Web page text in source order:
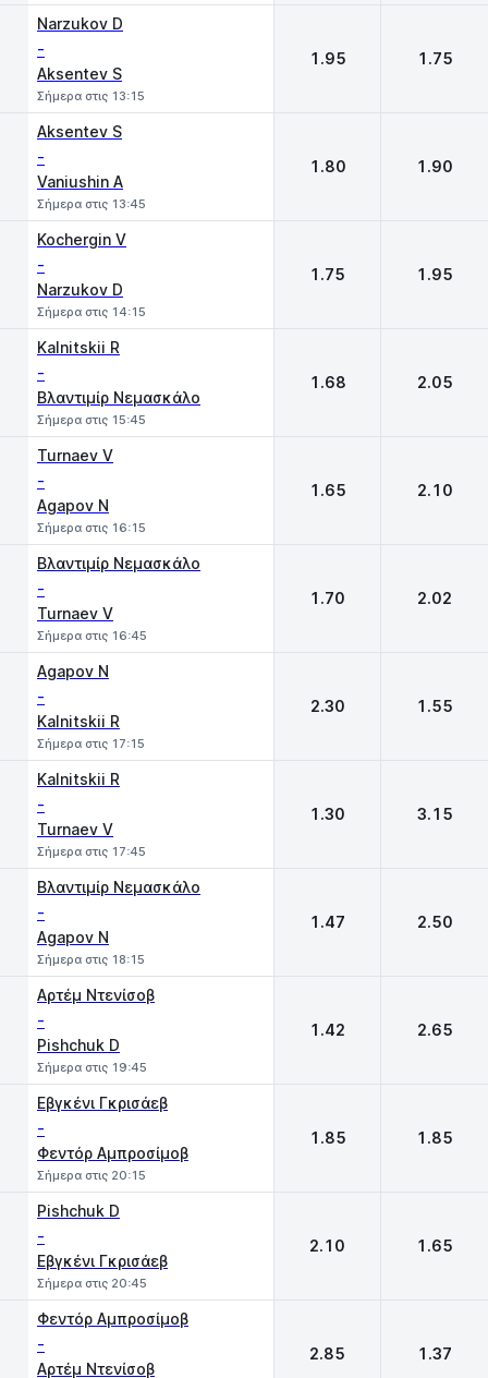
Narzukov D
-
Aksentev S
Σήμερα στις 13:15
1.95 1.75
Aksentev S
-
Vaniushin A
Σήμερα στις 13:45
1.80 1.90
Kochergin V
-
Narzukov D
Σήμερα στις 14:15
1.75 1.95
Kalnitskii R
-
Βλαντιμίρ Νεμασκάλο
Σήμερα στις 15:45
1.68 2.05
Turnaev V
-
Agapov N
Σήμερα στις 16:15
1.65 2.10
Βλαντιμίρ Νεμασκάλο
-
Turnaev V
Σήμερα στις 16:45
1.70 2.02
Agapov N
-
Kalnitskii R
Σήμερα στις 17:15
2.30 1.55
Kalnitskii R
-
Turnaev V
Σήμερα στις 17:45
1.30 3.15
Βλαντιμίρ Νεμασκάλο
-
Agapov N
Σήμερα στις 18:15
1.47 2.50
Αρτέμ Ντενίσοβ
-
Pishchuk D
Σήμερα στις 19:45
1.42 2.65
Εβγκένι Γκρισάεβ
-
Φεντόρ Αμπροσίμοβ
Σήμερα στις 20:15
1.85 1.85
Pishchuk D
-
Εβγκένι Γκρισάεβ
Σήμερα στις 20:45
2.10 1.65
Φεντόρ Αμπροσίμοβ
-
Αρτέμ Ντενίσοβ
2.85 1.37